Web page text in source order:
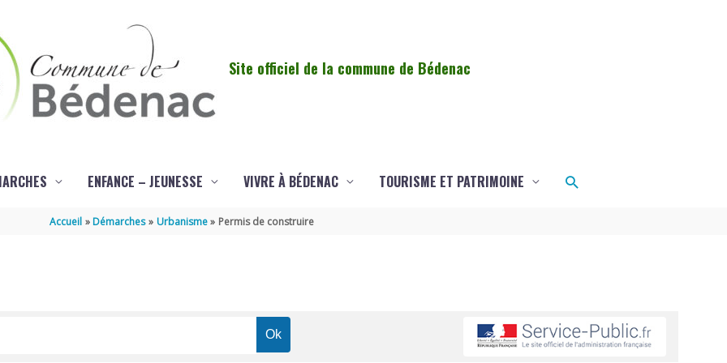
Site officiel de la commune de Bédenac
ENFANCE – JEUNESSE VIVRE À BÉDENAC TOURISME ET PATRIMOINE Rechercher
Accueil Démarches Urbanisme Permis de construire